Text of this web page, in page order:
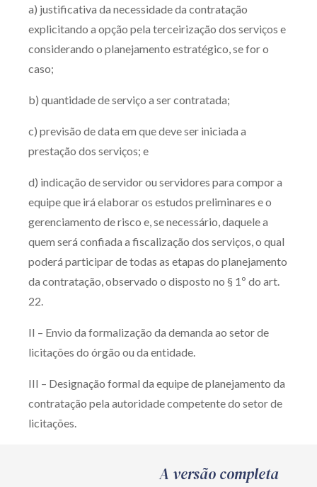
Receba por RSS
Batel Curitiba/PR CEP80240-000
Telefone (41) 2109-8666
Whatsapp (41) 98881-6616
a) justificativa da necessidade da contratação
explicitando a opção pela terceirização dos serviços e
considerando o planejamento estratégico, se for o
caso;
b) quantidade de serviço a ser contratada;
c) previsão de data em que deve ser iniciada a
prestação dos serviços; e
d) indicação de servidor ou servidores para compor a
equipe que irá elaborar os estudos preliminares e o
gerenciamento de risco e, se necessário, daquele a
quem será confiada a fiscalização dos serviços, o qual
poderá participar de todas as etapas do planejamento
da contratação, observado o disposto no § 1º do art.
22.
II – Envio da formalização da demanda ao setor de
licitações do órgão ou da entidade.
III – Designação formal da equipe de planejamento da
contratação pela autoridade competente do setor de
licitações.
A versão completa